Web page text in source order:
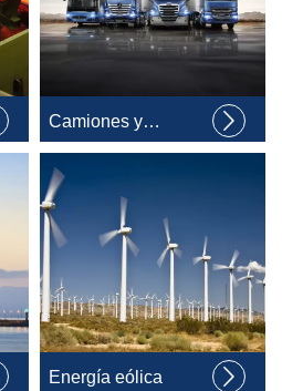
Camiones y
coches

Energía eólica 